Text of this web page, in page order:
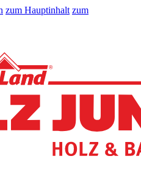
zum Hauptinhalt zum